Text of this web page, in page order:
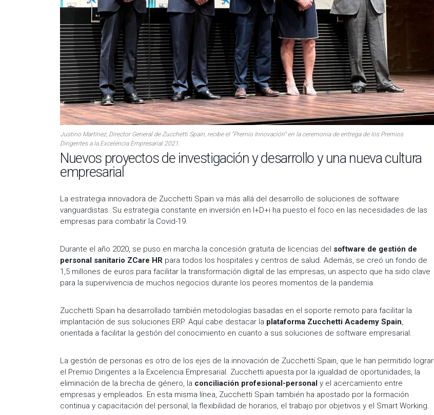
Justino Martínez, Director General de Zucchetti Spain, recibe el “Premio Innovación” en la ceremonia de entrega de los Premios
Dirigentes a la Excelencia Empresarial 2021.
Nuevos proyectos de investigación y desarrollo y una nueva cultura
empresarial
La estrategia innovadora de Zucchetti Spain va más allá del desarrollo de soluciones de software
vanguardistas. Su estrategia constante en inversión en I+D+i ha puesto el foco en las necesidades de las
empresas para combatir la Covid-19.
Durante el año 2020, se puso en marcha la concesión gratuita de licencias del software de gestión de
personal sanitario ZCare HR para todos los hospitales y centros de salud. Además, se creó un fondo de
1,5 millones de euros para facilitar la transformación digital de las empresas, un aspecto que ha sido clave
para la supervivencia de muchos negocios durante los peores momentos de la pandemia.
Zucchetti Spain ha desarrollado también metodologías basadas en el soporte remoto para facilitar la
implantación de sus soluciones ERP. Aquí cabe destacar la plataforma Zucchetti Academy Spain
orientada a facilitar la gestión del conocimiento en cuanto a sus soluciones de software empresarial.
La gestión de personas es otro de los ejes de la innovación de Zucchetti Spain, que le han permitido lograr
el Premio Dirigentes a la Excelencia Empresarial. Zucchetti apuesta por la igualdad de oportunidades, la
eliminación de la brecha de género, la conciliación profesional-personal y el acercamiento entre
empresas y empleados. En esta misma línea, Zucchetti Spain también ha apostado por la formación
continua y capacitación del personal, la flexibilidad de horarios, el trabajo por objetivos y el Smart Working.